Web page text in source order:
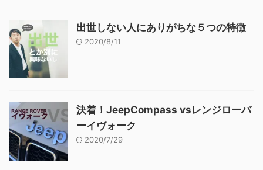
出世しない人にありがちな５つの特徴
2020/8/11
決着！JeepCompass vsレンジローバ
ーイヴォーク
2020/7/29